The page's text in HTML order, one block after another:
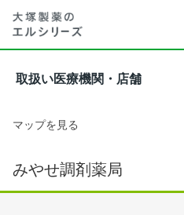
取扱い医療機関・店舗
マップを見る
みやせ調剤薬局